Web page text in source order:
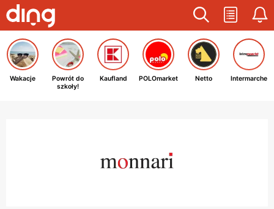
Wakacje
Powrót do
szkoły!
Kaufland POLOmarket Netto Intermarche